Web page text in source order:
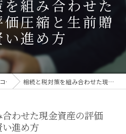
組み合わせた
圧縮と生前贈
進め方
コラム 相続と税対策を組み合わせた現金資産の評価圧縮と生前贈与の賢い進め方
わせた現金資産の評価
進め方